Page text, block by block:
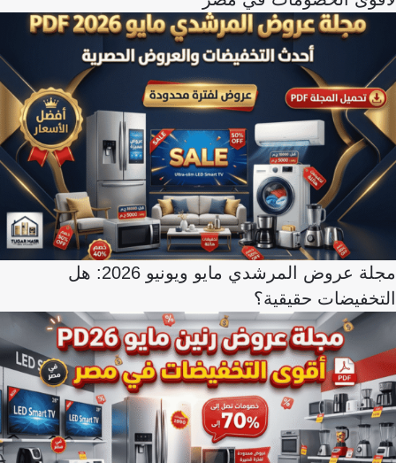
مجلة عروض المرشدي مايو ويونيو 2026: هل
التخفيضات حقيقية؟